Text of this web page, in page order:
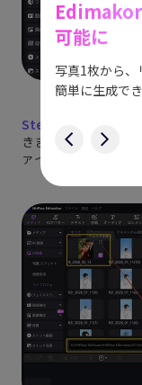
Step 4:
生成された
きます。問題なけれ
ァイルを開き、すぐ
スム
可能に
写真1枚から、
簡単に生成でき